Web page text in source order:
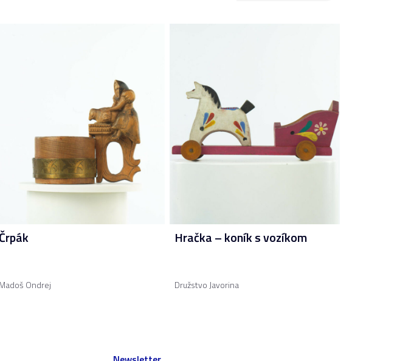
Črpák
Madoš Ondrej
Hračka – koník s vozíkom
Družstvo Javorina